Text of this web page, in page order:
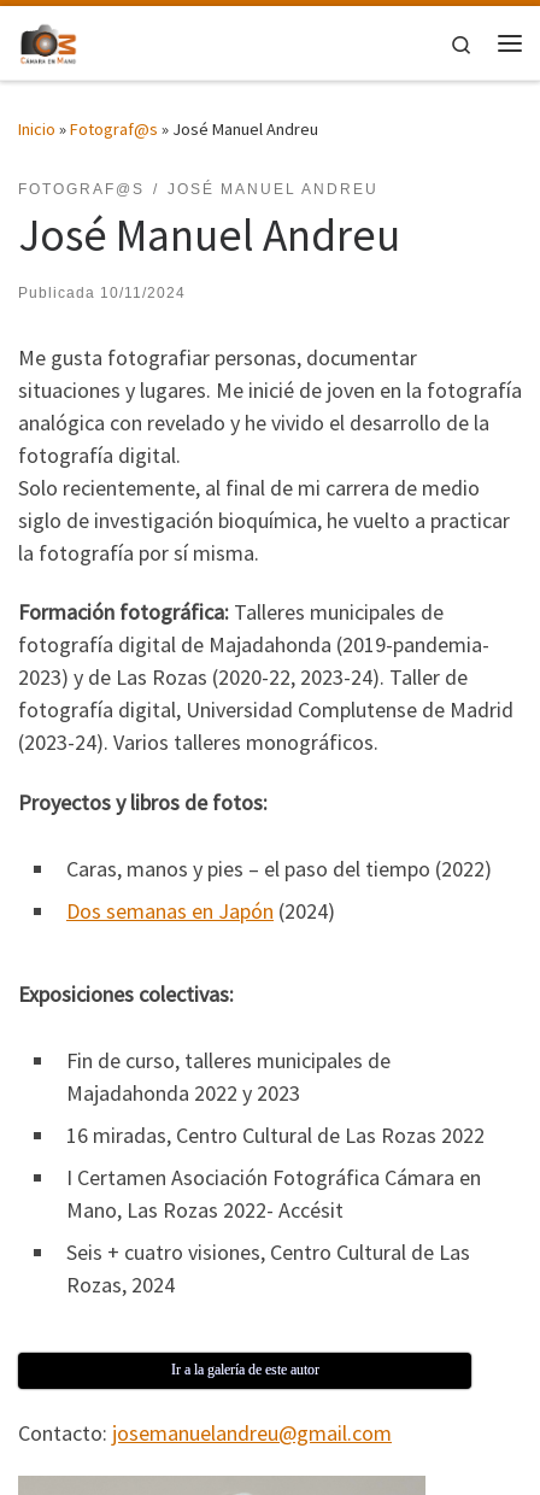
Saltar al contenido
Search
Inicio »Fotograf@s » José Manuel Andreu
FOTOGRAF@S JOSÉ MANUEL ANDREU
José Manuel Andreu
Publicada 10/11/2024
Me gusta fotografiar personas, documentar
situaciones y lugares. Me inicié de joven en la fotografía
analógica con revelado y he vivido el desarrollo de la
fotografía digital.
Solo recientemente, al final de mi carrera de medio
siglo de investigación bioquímica, he vuelto a practicar
la fotografía por sí misma.
Formación fotográfica: Talleres municipales de
fotografía digital de Majadahonda (2019-pandemia-
2023) y de Las Rozas (2020-22, 2023-24). Taller de
fotografía digital, Universidad Complutense de Madrid
(2023-24). Varios talleres monográficos.
Proyectos y libros de fotos:
Caras, manos y pies – el paso del tiempo (2022)
Dos semanas en Japón (2024)
Exposiciones colectivas:
Fin de curso, talleres municipales de
Majadahonda 2022 y 2023
16 miradas, Centro Cultural de Las Rozas 2022
I Certamen Asociación Fotográfica Cámara en
Mano, Las Rozas 2022- Accésit
Seis + cuatro visiones, Centro Cultural de Las
Rozas, 2024
Ir a la galería de este autor
Contacto: josemanuelandreu@gmail.com